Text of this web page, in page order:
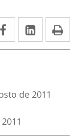
Facebook
Enlace
a
externa.
Enlace
a
de 2011